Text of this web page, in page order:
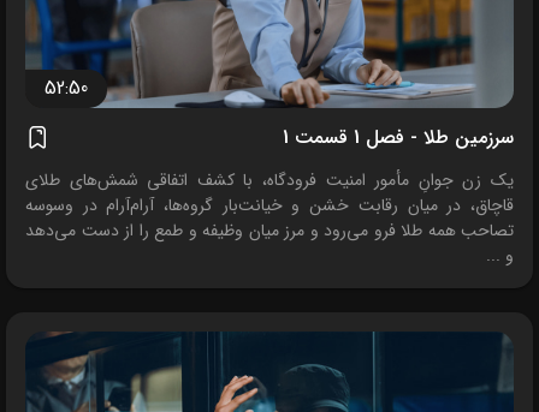
52:50
سرزمین طلا - فصل 1 قسمت 1
یک زن جوانِ مأمور امنیت فرودگاه، با کشف اتفاقی شمش‌های طلای
قاچاق، در میان رقابت خشن و خیانت‌بار گروه‌ها، آرام‌آرام در وسوسه
تصاحب همه طلا فرو می‌رود و مرز میان وظیفه و طمع را از دست می‌دهد
و ...